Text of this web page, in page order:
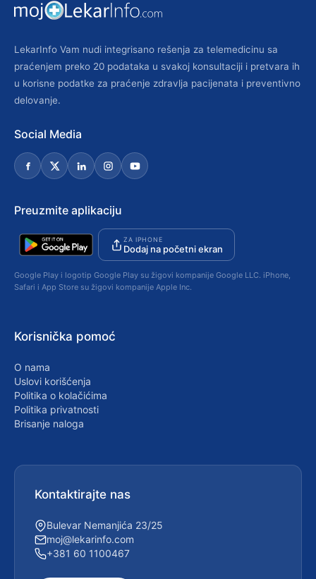
LekarInfo Vam nudi integrisano rešenja za telemedicinu sa
praćenjem preko 20 podataka u svakoj konsultaciji i pretvara ih
u korisne podatke za praćenje zdravlja pacijenata i preventivno
delovanje.
Social Media
Preuzmite aplikaciju
ZA IPHONE
Dodaj na početni ekran
Google Play i logotip Google Play su žigovi kompanije Google LLC. iPhone,
Safari i App Store su žigovi kompanije Apple Inc.
Korisnička pomoć
O nama
Uslovi korišćenja
Politika o kolačićima
Politika privatnosti
Brisanje naloga
Kontaktirajte nas
Bulevar Nemanjića 23/25
moj@lekarinfo.com
+381 60 1100467